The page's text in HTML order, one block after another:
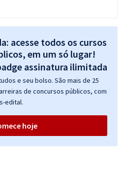
acesse todos os cursos
em um só lugar!
e seu bolso. São mais de 25
de concursos públicos, com
edital.
hoje